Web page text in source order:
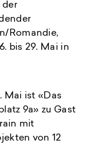
der
Romandie,
bis 29. Mai in
Mai ist «Das
9a» zu Gast
mit
von 12